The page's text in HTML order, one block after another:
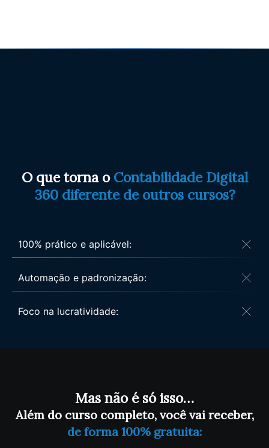
O que torna o Contabilidade Digital
360 diferente de outros cursos?
100% prático e aplicável:
Automação e padronização:
Foco na lucratividade:
Mas não é só isso…
Além do curso completo, você vai receber,
de forma 100% gratuita: